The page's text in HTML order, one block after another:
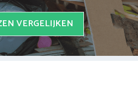
VERGELIJKEN